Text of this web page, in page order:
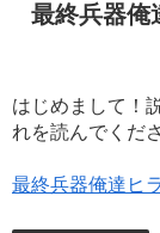
最終兵器俺
はじめまして！
れを読んでくだ
最終兵器俺達ヒ